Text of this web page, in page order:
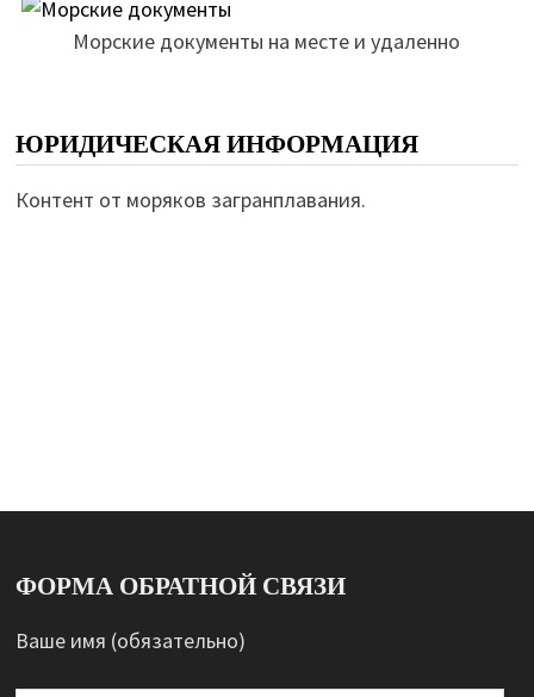
Морские документы на месте и удаленно
ЮРИДИЧЕСКАЯ ИНФОРМАЦИЯ
Контент от моряков загранплавания.
ФОРМА ОБРАТНОЙ СВЯЗИ
Ваше имя (обязательно)